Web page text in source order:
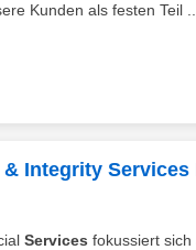
Kunden als festen Teil ...
Integrity
Services fokussiert sich